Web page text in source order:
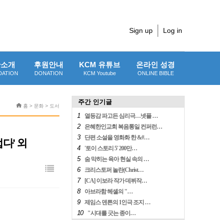
Sign up Log in
개 후원안내
DONATION
KCM 유튜브
KCM Youtube
온라인 성경
ONLINE BIBLE
홈 > 문화 > 도서
' 외
주간 인기글
1
열등감 파고든 심리극…넷플 …
2 은혜한인교회 복음통일 컨퍼런…
3 단편 소설을 영화화 한 &#…
4 '토이 스토리 5' 200만…
5 숨 막히는 육아 현실 속의 …
6 크리스토퍼 놀란(Christ…
7 [CA] 이보라 작가 데뷔작…
8 아브라함 헤셸의 "…
9 제임스 덴튼의 1인극 조지 …
10 "시대를 긋는 종이…